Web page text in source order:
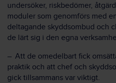
undersöker, riskbedömer,
moduler som genomförs med
deltagande skyddsombud och
de lärt sig i den egna
– Att de omedelbart fick
praktik och att chef och
gick tillsammans var viktigt.